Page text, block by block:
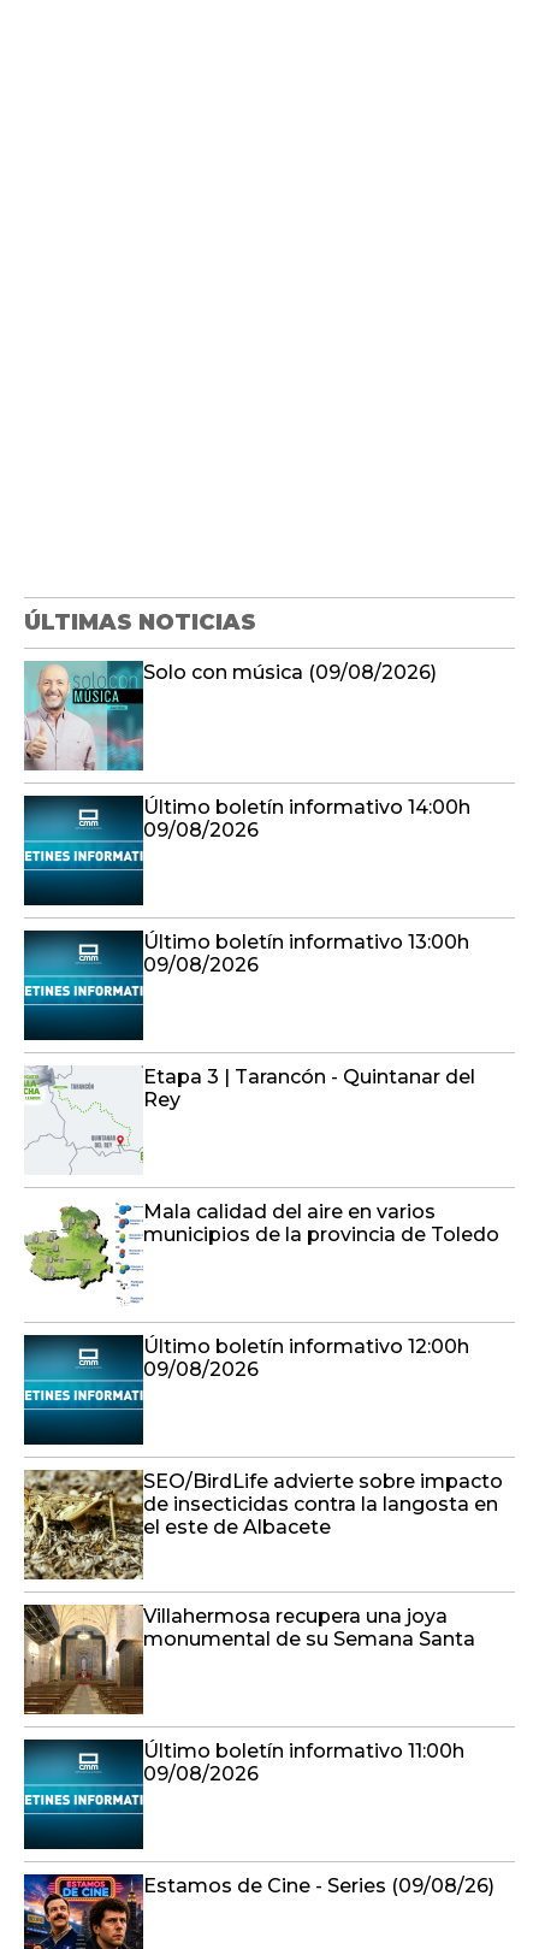
ÚLTIMAS NOTICIAS
Solo con música (09/08/2026)
Último boletín informativo 14:00h
09/08/2026
Último boletín informativo 13:00h
09/08/2026
Etapa 3 | Tarancón - Quintanar del
Rey
Mala calidad del aire en varios
municipios de la provincia de Toledo
Último boletín informativo 12:00h
09/08/2026
SEO/BirdLife advierte sobre impacto
de insecticidas contra la langosta en
el este de Albacete
Villahermosa recupera una joya
monumental de su Semana Santa
Último boletín informativo 11:00h
09/08/2026
Estamos de Cine - Series (09/08/26)